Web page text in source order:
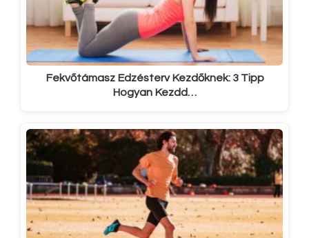
Fekvőtámasz Edzésterv Kezdőknek: 3 Tipp
Hogyan Kezdd…